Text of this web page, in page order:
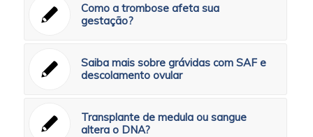
Como a trombose afeta sua
gestação?
Saiba mais sobre grávidas com SAF e
descolamento ovular
Transplante de medula ou sangue
altera o DNA?